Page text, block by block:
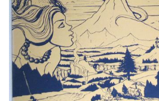
Viniluri Românești
Colecția Electrecord